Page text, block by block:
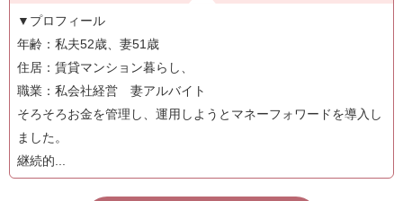
▼プロフィール
年齢：私夫52歳、妻51歳
住居：賃貸マンション暮らし、
職業：私会社経営 妻アルバイト
そろそろお金を管理し、運用しようとマネーフォワードを導入し
ました。
継続的...